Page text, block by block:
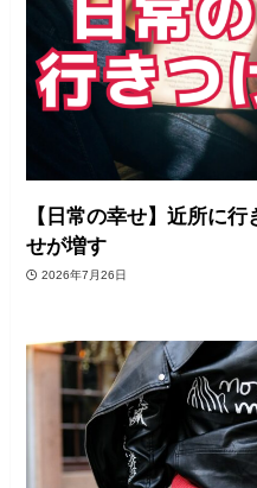
【日常の幸せ】近所に
せが増す
2026年7月26日